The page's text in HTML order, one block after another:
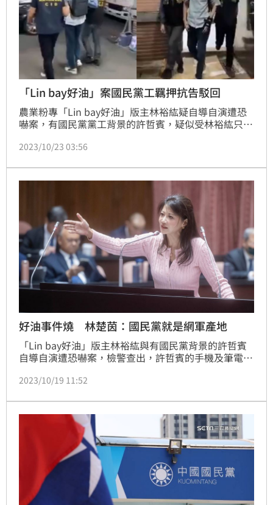
「Lin bay好油」案國民黨工羈押抗告駁回
農業粉專「Lin bay好油」版主林裕紘疑自導自演遭恐
嚇案，有國民黨黨工背景的許哲賓，疑似受林裕紘只
林裕紘。檢警2日發動搜索逮人，士林地方法院裁准羈
抗告。
2023/10/23 03:56
好油事件燒 林楚茵：國民黨就是網軍產地
「Lin bay好油」版主林裕紘與有國民黨背景的許哲賓
自導自演遭恐嚇案，檢警查出，許哲賓的手機及筆電
級以上的網軍頭，負責下指令攻擊、掩護及帶風向，正
案件。國民黨今（19）日表示，遵重司法偵辦，秉公處
理，毋枉毋縱。民進黨立委林楚茵則說，好油事件國民
黨不是跟風翻車，國民黨就是網軍產地。
2023/10/19 11:52